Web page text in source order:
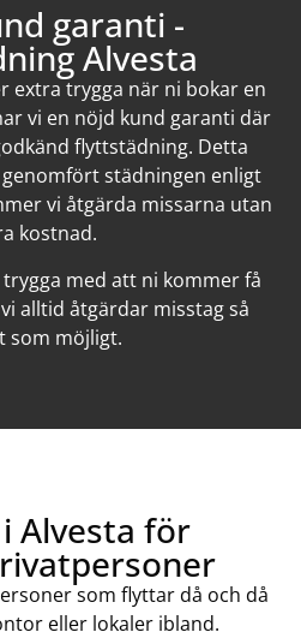
garanti -
Alvesta
extra trygga när ni bokar en
vi en nöjd kund garanti där
flyttstädning. Detta
städningen enligt
vi åtgärda missarna utan
kostnad.
med att ni kommer få
alltid åtgärdar misstag så
som möjligt.
Alvesta för
som flyttar då och då
eller lokaler ibland.